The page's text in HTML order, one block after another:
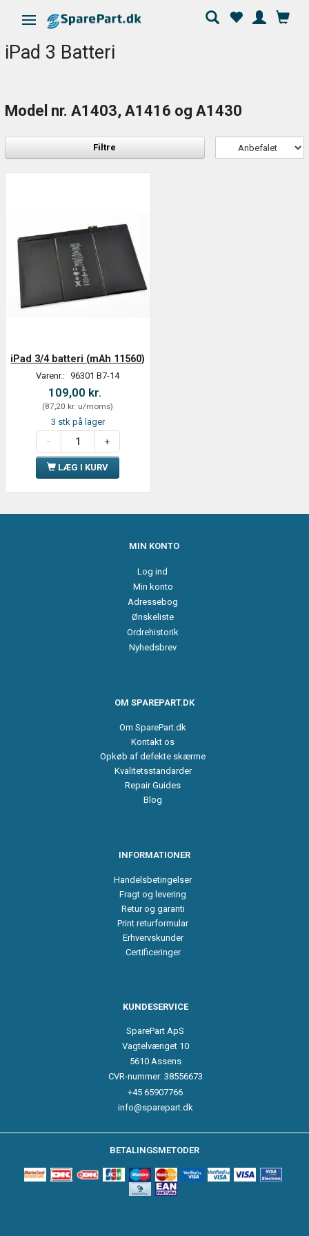
Skifte navigation
iPad 3 Batteri
Model nr. A1403, A1416 og A1430
Filtre
iPad 3/4 batteri (mAh 11560)
Varenr.: 96301 B7-14
109,00 kr.
(87,20 kr. u/moms)
3 stk på lager
LÆG I KURV
MIN KONTO
Log ind
Min konto
Adressebog
Ønskeliste
Ordrehistorik
Nyhedsbrev
OM SPAREPART.DK
Om SparePart.dk
Kontakt os
Opkøb af defekte skærme
Kvalitetsstandarder
Repair Guides
Blog
INFORMATIONER
Handelsbetingelser
Fragt og levering
Retur og garanti
Print returformular
Erhvervskunder
Certificeringer
KUNDESERVICE
SparePart ApS
Vagtelvænget 10
5610 Assens
CVR-nummer: 38556673
+45 65907766
info@sparepart.dk
BETALINGSMETODER